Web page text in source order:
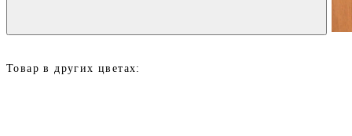
Товар в других цветах: